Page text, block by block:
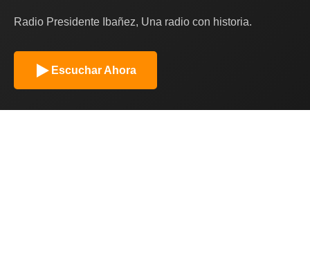
Radio Presidente Ibañez, Una radio con historia.
Escuchar Ahora